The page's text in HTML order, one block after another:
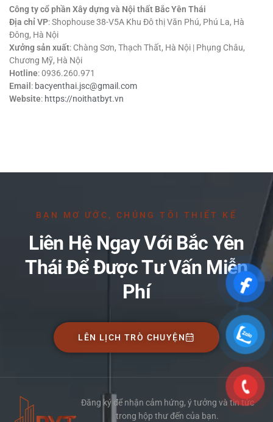
Công ty cổ phần Xây dựng và Nội thất Bắc Yên Thái
Địa chỉ VP: Shophouse 38-V5A Khu Đô thị Văn Phú, Phú La, Hà
Đông, Hà Nội
Xưởng sản xuất: Chàng Sơn, Thạch Thất, Hà Nội | Phụng Châu,
Chương Mỹ, Hà Nội
Hotline: 0936.260.971
Email : bacyenthai.jsc@gmail.com
Website: https://noithatbyt.vn
BẠN MƠ ƯỚC, CHÚNG TÔI THIẾT KẾ
Liên Hệ Ngay Với Bắc Yên
Thái Để Được Tư Vấn Miễn
Phí
LÊN LỊCH TRÒ CHUYỆN
Đăng ký để nhận cảm hứng, ý tưởng và tin tức
trong hộp thư đến của bạn.